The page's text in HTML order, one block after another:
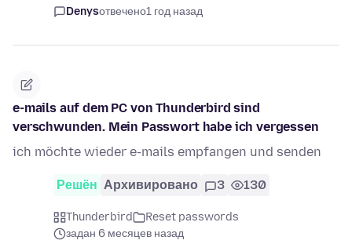
Denysотвечено1 год назад
e-mails auf dem PC von Thunderbird sind
verschwunden. Mein Passwort habe ich vergessen
ich möchte wieder e-mails empfangen und senden
Решён Архивировано 3 130
Thunderbird
Reset passwords
задан 6 месяцев назад